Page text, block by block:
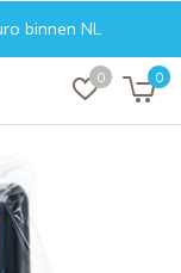
0 0
binnen NL